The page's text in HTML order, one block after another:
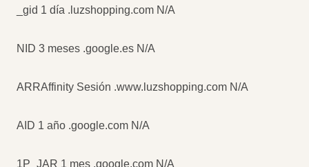
_gid 1 día .luzshopping.com N/A
NID 3 meses .google.es N/A
ARRAffinity Sesión .www.luzshopping.com N/A
AID 1 año .google.com N/A
1P_JAR 1 mes .google.com N/A